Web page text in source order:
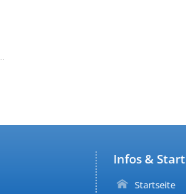
Infos & Start
Startseite